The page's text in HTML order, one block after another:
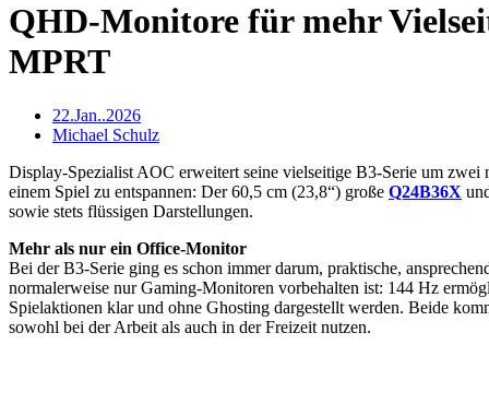
QHD-Monitore für mehr
MPRT
22.Jan..2026
Michael Schulz
Display-Spezialist AOC erweitert seine vielseitige B3-Serie um
einem Spiel zu entspannen: Der 60,5 cm (23,8“) große Q24B36X
sowie stets flüssigen Darstellungen.
Mehr als nur ein Office-Monitor
Bei der B3-Serie ging es schon immer darum, praktische,
normalerweise nur Gaming-Monitoren vorbehalten ist: 144 Hz
Spielaktionen klar und ohne Ghosting dargestellt werden. Beide
sowohl bei der Arbeit als auch in der Freizeit nutzen.